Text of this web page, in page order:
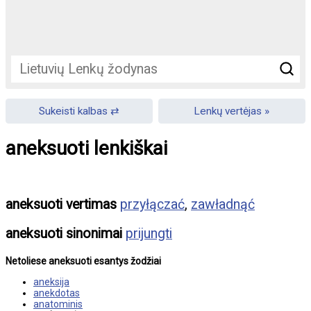
Sukeisti kalbas Lenkų vertėjas
aneksuoti lenkiškai
aneksuoti vertimas przyłączać, zawładnąć
aneksuoti sinonimai prijungti
Netoliese aneksuoti esantys žodžiai
aneksija
anekdotas
anatominis